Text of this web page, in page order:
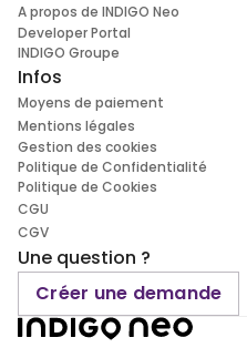
A propos de INDIGO Neo
Developer Portal
INDIGO Groupe
Infos
Moyens de paiement
Mentions légales
Gestion des cookies
Politique de Confidentialité
Politique de Cookies
CGU
CGV
Une question ?
Créer une demande